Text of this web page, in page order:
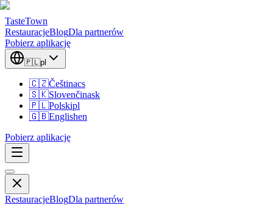
TasteTown
RestauracjeBlogDla partnerów
Pobierz aplikację
🇵🇱pl
🇨🇿Češtinacs
🇸🇰Slovenčinask
🇵🇱Polskipl
🇬🇧Englishen
Pobierz aplikację
RestauracjeBlogDla partnerów